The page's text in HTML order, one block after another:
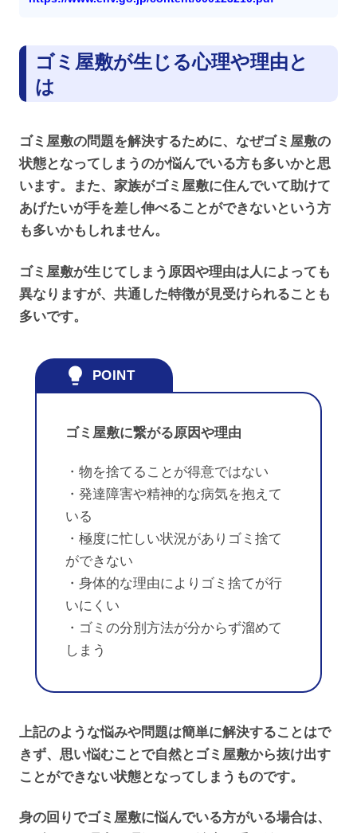
ゴミ屋敷が生じる心理や理由と
は
ゴミ屋敷の問題を解決するために、なぜゴミ屋敷の
状態となってしまうのか悩んでいる方も多いかと思
います。また、家族がゴミ屋敷に住んでいて助けて
あげたいが手を差し伸べることができないという方
も多いかもしれません。
ゴミ屋敷が生じてしまう原因や理由は人によっても
異なりますが、共通した特徴が見受けられることも
多いです。
ゴミ屋敷に繋がる原因や理由
・物を捨てることが得意ではない
・発達障害や精神的な病気を抱えて
いる
・極度に忙しい状況がありゴミ捨て
ができない
・身体的な理由によりゴミ捨てが行
いにくい
・ゴミの分別方法が分からず溜めて
しまう
上記のような悩みや問題は簡単に解決することはで
きず、思い悩むことで自然とゴミ屋敷から抜け出す
ことができない状態となってしまうものです。
身の回りでゴミ屋敷に悩んでいる方がいる場合は、